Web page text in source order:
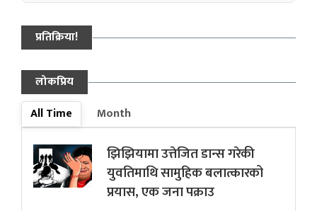
प्रतिक्रिया!
लोकप्रिय
All Time
Month
झिझियामा उत्तेजित डान्स गरेकी
युवतिमाथि सामुहिक बलात्कारको
प्रयास, एक जना पक्राउ